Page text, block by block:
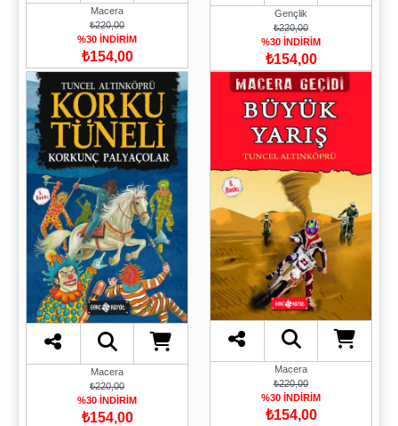
Macera
₺220,00
%30 İNDİRİM
₺154,00
Gençlik
₺220,00
%30 İNDİRİM
₺154,00
Macera
₺220,00
%30 İNDİRİM
₺154,00
Macera
₺220,00
%30 İNDİRİM
₺154,00